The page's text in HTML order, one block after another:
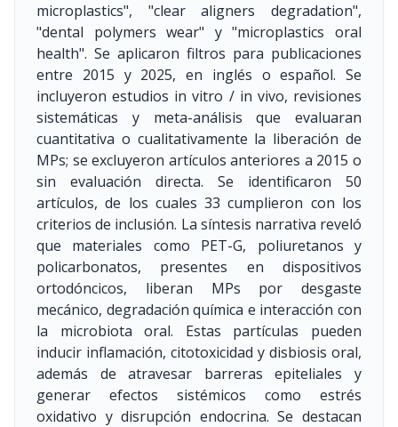
microplastics", "clear aligners degradation",
"dental polymers wear" y "microplastics oral
health". Se aplicaron filtros para publicaciones
entre 2015 y 2025, en inglés o español. Se
incluyeron estudios in vitro / in vivo, revisiones
sistemáticas y meta-análisis que evaluaran
cuantitativa o cualitativamente la liberación de
MPs; se excluyeron artículos anteriores a 2015 o
sin evaluación directa. Se identificaron 50
artículos, de los cuales 33 cumplieron con los
criterios de inclusión. La síntesis narrativa reveló
que materiales como PET-G, poliuretanos y
policarbonatos, presentes en dispositivos
ortodóncicos, liberan MPs por desgaste
mecánico, degradación química e interacción con
la microbiota oral. Estas partículas pueden
inducir inflamación, citotoxicidad y disbiosis oral,
además de atravesar barreras epiteliales y
generar efectos sistémicos como estrés
oxidativo y disrupción endocrina. Se destacan